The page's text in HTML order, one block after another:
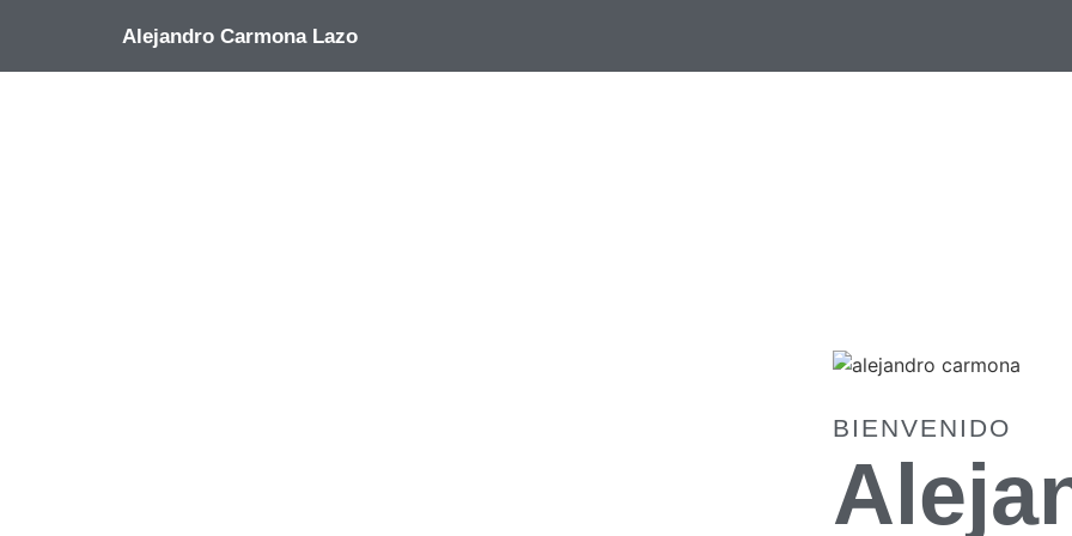
Alejandro Carmona Lazo
BIENVENIDO